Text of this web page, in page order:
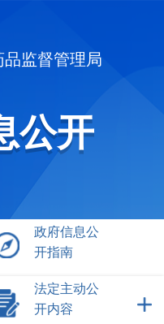
监督管理局
公开
政府信息公
开指南
法定主动公
开内容